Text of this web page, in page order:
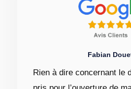
Fabian
Rien à dire concernant le